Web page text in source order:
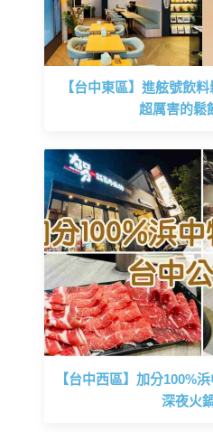
【台中東區】進舷號飲
超厲害的鬆
【台中西區】加分100%
深夜火